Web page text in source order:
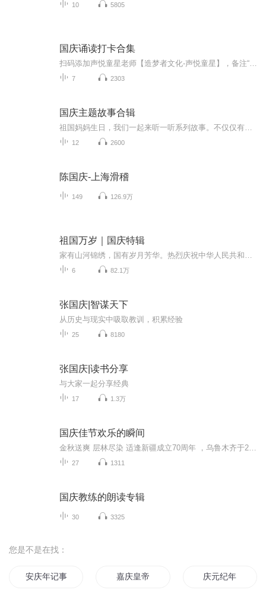
10 5805
国庆诵读打卡合集
7 2303
国庆主题故事合辑
12 2600
陈国庆-上海滑稽
149 126.9万
祖国万岁｜国庆特辑
6 82.1万
张国庆|智谋天下
从历史与现实中吸取教训，积累经验
25 8180
张国庆|读书分享
与大家一起分享经典
17 1.3万
国庆佳节欢乐的瞬间
27 1311
国庆教练的朗读专辑
30 3325
您是不是在找：
安庆年记事 嘉庆皇帝 庆元纪年